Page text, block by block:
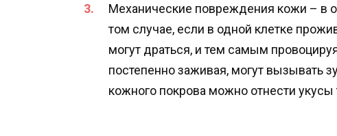
Механические повреждения кожи – в
том случае, если в одной клетке
могут драться, и тем самым
постепенно заживая, могут вызывать
кожного покрова можно отнести укусы